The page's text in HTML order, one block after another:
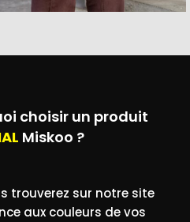
choisir un produit
Miskoo ?
trouverez sur notre site
aux couleurs de vos